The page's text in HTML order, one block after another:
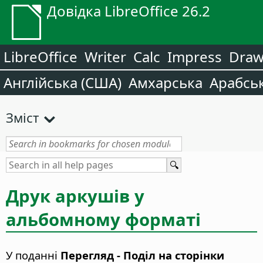
Довідка LibreOffice 26.2
LibreOffice Writer Calc Impress
Англійська (США) Амхарська
Зміст
Друк аркушів у
альбомному форматі
У поданні Перегляд - Поділ на сторінки